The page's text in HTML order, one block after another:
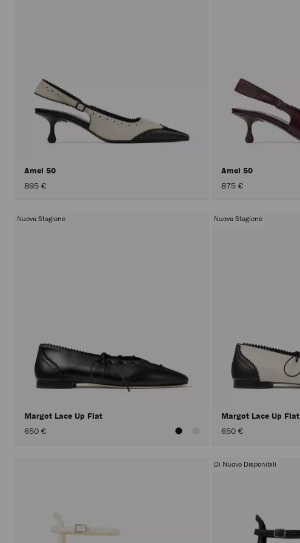
Amel 50
895 €
Amel 50
875 €
Nuova Stagione
Margot Lace Up Flat
650 €
Nuova Stagione
Margot Lace Up Flat
650 €
Di Nuovo Disponibili